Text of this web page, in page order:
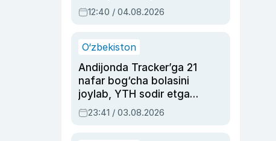
intellektni boshqara
olmay qolishidan xavotir
12:40 / 04.08.2026
O‘zbekiston
Andijonda Tracker’ga 21
nafar bog‘cha bolasini
joylab, YTH sodir etgan
ayolga sud hukmi o‘qildi
23:41 / 03.08.2026